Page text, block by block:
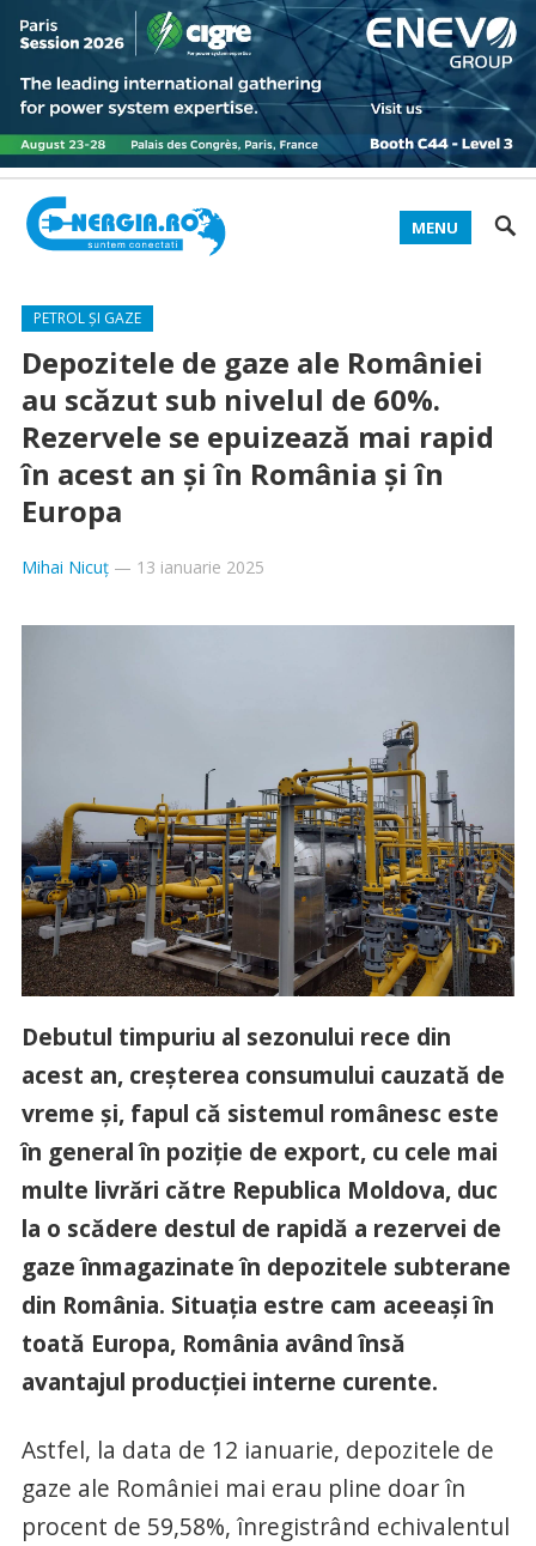
MENU
PETROL ȘI GAZE
Depozitele de gaze ale României
au scăzut sub nivelul de 60%.
Rezervele se epuizează mai rapid
în acest an și în România și în
Europa
Mihai Nicuț— 13 ianuarie 2025
Debutul timpuriu al sezonului rece din
acest an, creșterea consumului cauzată de
vreme și, fapul că sistemul românesc este
în general în poziție de export, cu cele mai
multe livrări către Republica Moldova, duc
la o scădere destul de rapidă a rezervei de
gaze înmagazinate în depozitele subterane
din România. Situația estre cam aceeași în
toată Europa, România având însă
avantajul producției interne curente.
Astfel, la data de 12 ianuarie, depozitele de
gaze ale României mai erau pline doar în
procent de 59,58%, înregistrând echivalentul